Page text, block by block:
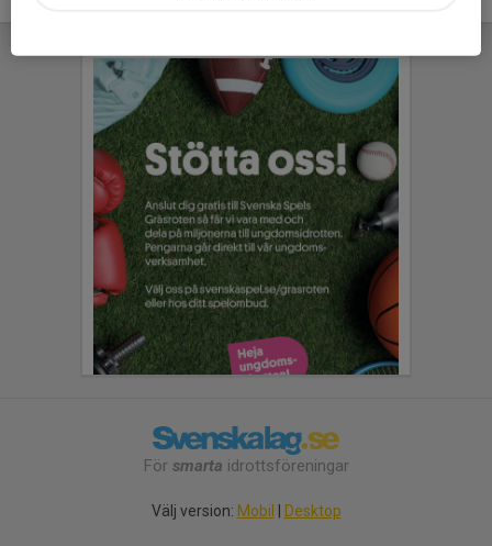
För smarta idrottsföreningar
Välj version: Mobil Desktop